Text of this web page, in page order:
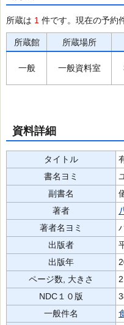
所蔵は 1 件です。現在の予約
所蔵館 所蔵場所
一般 一般資料室
資料詳細
タイトル
書名ヨミ
副書名
著者
著者名ヨミ
出版者
出版年
ページ数, 大きさ
NDC１０版
一般件名